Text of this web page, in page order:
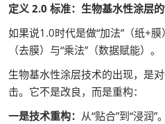
定义 2.0 标准：生物基水性涂层
如果说1.0时代是做“加法”（纸+
（去膜）与“乘法”（数据赋能）。
生物基水性涂层技术的出现，是
击。它不是改良，而是重构：
一是技术重构： 从“贴合”到“浸润”